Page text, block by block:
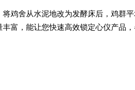
将鸡舍从水泥地改为发酵床后，鸡群
富，能让您快速高效锁定心仪产品